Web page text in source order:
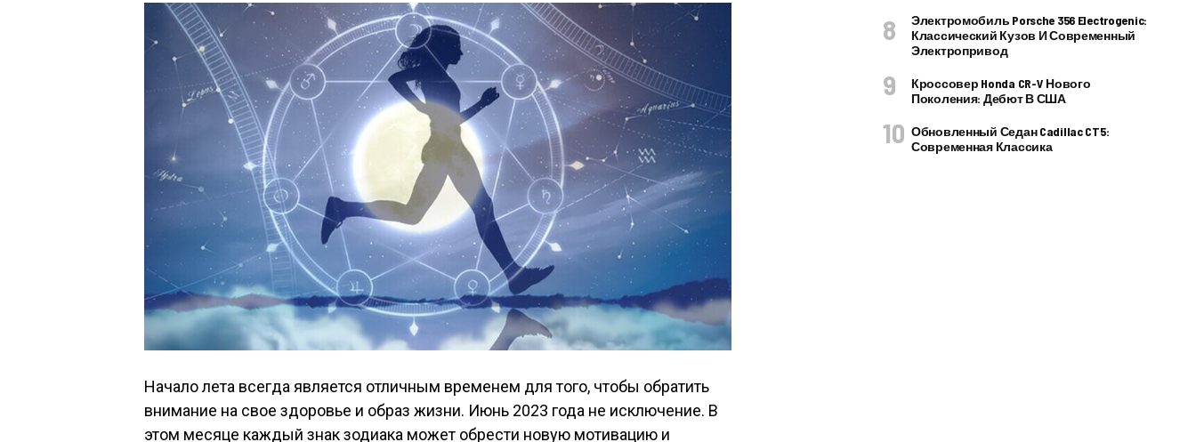
Начало лета всегда является отличным временем для того, чтобы обратить
внимание на свое здоровье и образ жизни. Июнь 2023 года не исключение. В
этом месяце каждый знак зодиака может обрести новую мотивацию и
Электромобиль Porsche 356 Electrogenic:
Классический Кузов И Современный
Электропривод
Кроссовер Honda CR-V Нового
Поколения: Дебют В США
Обновленный Седан Cadillac CT5:
Современная Классика